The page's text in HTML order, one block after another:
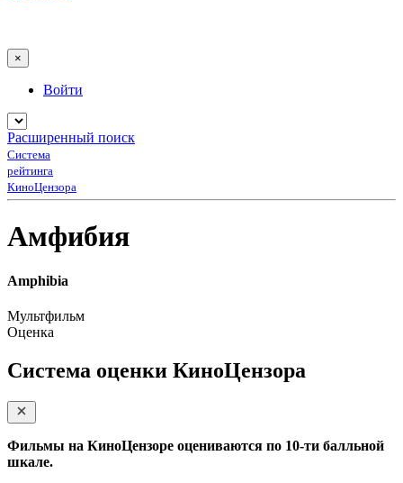
×
Войти
Расширенный поиск
Система
рейтинга
КиноЦензора
Амфибия
Amphibia
Мультфильм
Оценка
Система оценки КиноЦензора
Фильмы на КиноЦензоре оцениваются по 10-ти балльной
шкале.